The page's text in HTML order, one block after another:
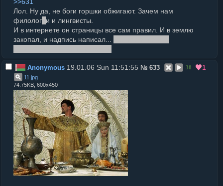
Лол. Ну да, не боги горшки обжигают. Зачем нам
филолог и и лингвисты.
И в интернете он страницы все сам правил. И в землю
закопал, и надпись написал...
Anonymous19.01.06 Sun 11:51:55 № 633 38 1
11 jpg
74.75KB, 600x450